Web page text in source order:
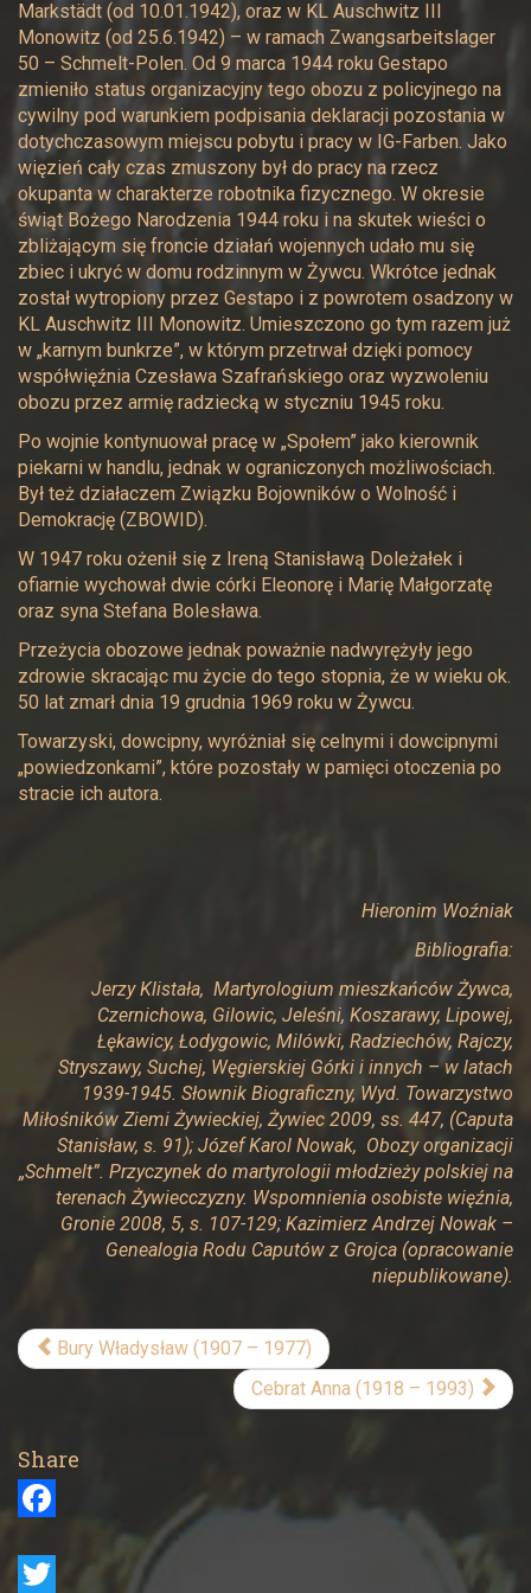
Markstädt (od 10.01.1942), oraz w KL Auschwitz III
Monowitz (od 25.6.1942) – w ramach Zwangsarbeitslager
50 – Schmelt-Polen. Od 9 marca 1944 roku Gestapo
zmieniło status organizacyjny tego obozu z policyjnego na
cywilny pod warunkiem podpisania deklaracji pozostania w
dotychczasowym miejscu pobytu i pracy w IG-Farben. Jako
więzień cały czas zmuszony był do pracy na rzecz
okupanta w charakterze robotnika fizycznego. W okresie
świąt Bożego Narodzenia 1944 roku i na skutek wieści o
zbliżającym się froncie działań wojennych udało mu się
zbiec i ukryć w domu rodzinnym w Żywcu. Wkrótce jednak
został wytropiony przez Gestapo i z powrotem osadzony w
KL Auschwitz III Monowitz. Umieszczono go tym razem już
w „karnym bunkrze”, w którym przetrwał dzięki pomocy
współwięźnia Czesława Szafrańskiego oraz wyzwoleniu
obozu przez armię radziecką w styczniu 1945 roku.
Po wojnie kontynuował pracę w „Społem” jako kierownik
piekarni w handlu, jednak w ograniczonych możliwościach.
Był też działaczem Związku Bojowników o Wolność i
Demokrację (ZBOWID).
W 1947 roku ożenił się z Ireną Stanisławą Doleżałek i
ofiarnie wychował dwie córki Eleonorę i Marię Małgorzatę
oraz syna Stefana Bolesława.
Przeżycia obozowe jednak poważnie nadwyrężyły jego
zdrowie skracając mu życie do tego stopnia, że w wieku ok.
50 lat zmarł dnia 19 grudnia 1969 roku w Żywcu.
Towarzyski, dowcipny, wyróżniał się celnymi i dowcipnymi
„powiedzonkami”, które pozostały w pamięci otoczenia po
stracie ich autora.
Hieronim Woźniak
Bibliografia:
Jerzy Klistała, Martyrologium mieszkańców Żywca,
Czernichowa, Gilowic, Jeleśni, Koszarawy, Lipowej,
Łękawicy, Łodygowic, Milówki, Radziechów, Rajczy,
Stryszawy, Suchej, Węgierskiej Górki i innych – w latach
1939-1945. Słownik Biograficzny, Wyd. Towarzystwo
Miłośników Ziemi Żywieckiej, Żywiec 2009, ss. 447, (Caputa
Stanisław, s. 91); Józef Karol Nowak, Obozy organizacji
„Schmelt”. Przyczynek do martyrologii młodzieży polskiej na
terenach Żywiecczyzny. Wspomnienia osobiste więźnia,
Gronie 2008, 5, s. 107-129; Kazimierz Andrzej Nowak –
Genealogia Rodu Caputów z Grojca (opracowanie
niepublikowane).
Bury Władysław (1907 – 1977)
Cebrat Anna (1918 – 1993)
Share
a